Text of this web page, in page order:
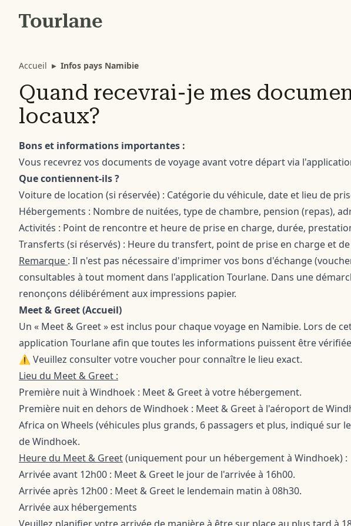
Accueil ▸ Infos pays Namibie
Quand recevrai-je mes
locaux?
Bons et informations importantes :
Vous recevrez vos documents de voyage avant votre départ via
Que contiennent-ils ?
Voiture de location (si réservée) : Catégorie du véhicule, date et lieu de
Hébergements : Nombre de nuitées, type de chambre, pension (repas),
Activités : Point de rencontre et heure de prise en charge, durée,
Transferts (si réservés) : Heure du transfert, point de prise en charge et
Remarque : Il n'est pas nécessaire d'imprimer vos bons d'échange
consultables à tout moment dans l'application Tourlane. Dans une
renonçons délibérément aux impressions papier.
Meet & Greet (Accueil)
Un « Meet & Greet » est inclus pour chaque voyage en Namibie. Lors de
application Tourlane afin que toutes les informations puissent être
⚠️ Veuillez consulter votre voucher pour connaître le lieu exact.
Lieu du Meet & Greet :
Première nuit à Windhoek : Meet & Greet à votre hébergement.
Première nuit en dehors de Windhoek : Meet & Greet à l'aéroport de
Africa on Wheels (véhicules plus grands, 6 passagers et plus, indiqué sur
de Windhoek.
Heure du Meet & Greet(uniquement pour un hébergement à Windhoek) :
Arrivée avant 12h00 : Meet & Greet le jour de l'arrivée à 16h00.
Arrivée après 12h00 : Meet & Greet le lendemain matin à 08h30.
Arrivée aux hébergements